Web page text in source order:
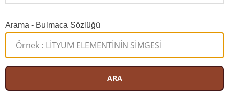
Arama - Bulmaca Sözlüğü
ARA